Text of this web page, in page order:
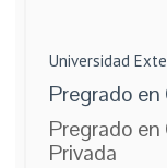
Universidad
Pregrado
Pregrado
Privada